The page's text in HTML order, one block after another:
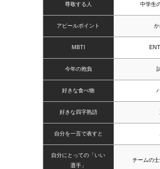
尊敬する人 中学生
アピールポイント
MBTI
今年の抱負
好きな食べ物
好きな四字熟語
自分を一言で表すと
自分にとっての「いい
選手」
チームの